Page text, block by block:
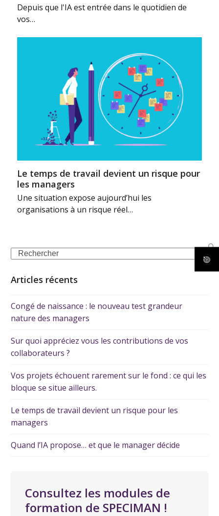
Depuis que l'IA est entrée dans le quotidien de
vos…
Le temps de travail devient un risque pour
les managers
Une situation expose aujourd’hui les
organisations à un risque réel…
Articles récents
Congé de naissance : le nouveau test grandeur
nature des managers
Sur quoi appréciez vous les contributions de vos
collaborateurs ?
Vos projets échouent rarement sur le fond : ce qui les
bloque se situe ailleurs.
Le temps de travail devient un risque pour les
managers
Quand l’IA propose… et que le manager décide
Consultez les modules de
formation de SPECIMAN !